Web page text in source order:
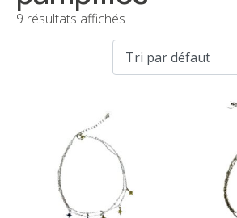
9 résultats affichés